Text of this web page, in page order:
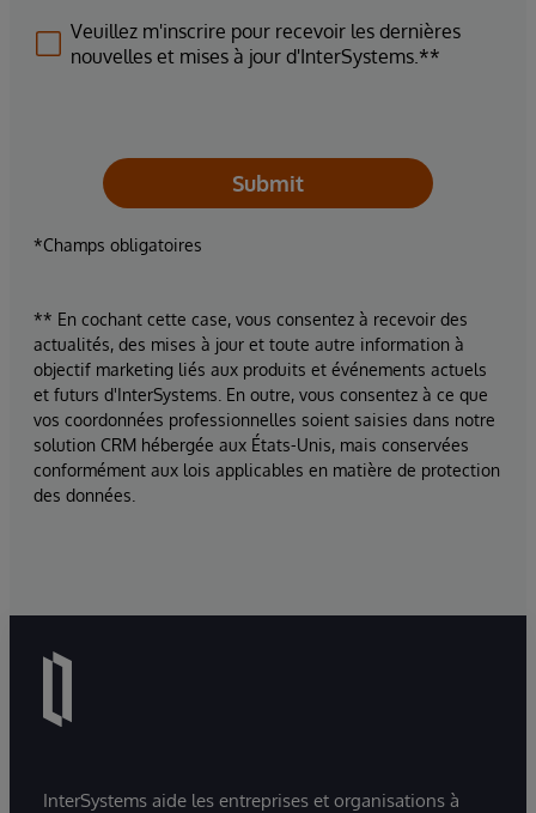
Veuillez m'inscrire pour recevoir les dernières
nouvelles et mises à jour d'InterSystems.**
Submit
*Champs obligatoires
** En cochant cette case, vous consentez à recevoir des
actualités, des mises à jour et toute autre information à
objectif marketing liés aux produits et événements actuels
et futurs d'InterSystems. En outre, vous consentez à ce que
vos coordonnées professionnelles soient saisies dans notre
solution CRM hébergée aux États-Unis, mais conservées
conformément aux lois applicables en matière de protection
des données.
InterSystems aide les entreprises et organisations à